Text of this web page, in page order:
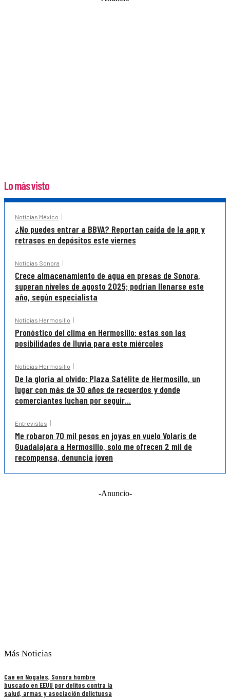
Lo más visto
Noticias México
¿No puedes entrar a BBVA? Reportan caída de la app y
retrasos en depósitos este viernes
Noticias Sonora
Crece almacenamiento de agua en presas de Sonora,
superan niveles de agosto 2025; podrían llenarse este
año, según especialista
Noticias Hermosillo
Pronóstico del clima en Hermosillo: estas son las
posibilidades de lluvia para este miércoles
Noticias Hermosillo
De la gloria al olvido: Plaza Satélite de Hermosillo, un
lugar con más de 30 años de recuerdos y donde
comerciantes luchan por seguir...
Entrevistas
Me robaron 70 mil pesos en joyas en vuelo Volaris de
Guadalajara a Hermosillo, solo me ofrecen 2 mil de
recompensa, denuncia joven
-Anuncio-
Más Noticias
Cae en Nogales, Sonora hombre
buscado en EEUU por delitos contra la
salud, armas y asociación delictuosa